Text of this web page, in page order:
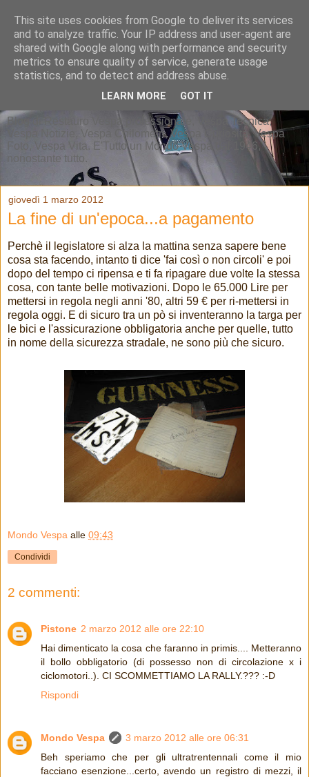
Blog di Restauro Vespa professionale, Vespa Tecnica,
Vespa Notizie, Vespa Chilometri, Vespa Curiosità, Vespa
Foto, Vespa Vita. E'Tutto un Mondo Vespa dal 1946,
nonostante tutto.
giovedì 1 marzo 2012
La fine di un'epoca...a pagamento
Perchè il legislatore si alza la mattina senza sapere bene
cosa sta facendo, intanto ti dice 'fai così o non circoli' e poi
dopo del tempo ci ripensa e ti fa ripagare due volte la stessa
cosa, con tante belle motivazioni. Dopo le 65.000 Lire per
mettersi in regola negli anni '80, altri 59 € per ri-mettersi in
regola oggi. E di sicuro tra un pò si inventeranno la targa per
le bici e l'assicurazione obbligatoria anche per quelle, tutto
in nome della sicurezza stradale, ne sono più che sicuro.
Mondo Vespa alle 09:43
Condividi
2 commenti:
Pistone 2 marzo 2012 alle ore 22:10
Hai dimenticato la cosa che faranno in primis.... Metteranno
il bollo obbligatorio (di possesso non di circolazione x i
ciclomotori..). CI SCOMMETTIAMO LA RALLY.??? :-D
Rispondi
Mondo Vespa
3 marzo 2012 alle ore 06:31
Beh speriamo che per gli ultratrentennali come il mio
facciano esenzione...certo, avendo un registro di mezzi, il
This site uses cookies from Google to deliver its services
and to analyze traffic. Your IP address and user-agent are
shared with Google along with performance and security
metrics to ensure quality of service, generate usage
statistics, and to detect and address abuse.
LEARN MORE GOT IT